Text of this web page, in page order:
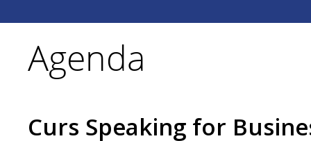
Agenda
Curs Speaking for